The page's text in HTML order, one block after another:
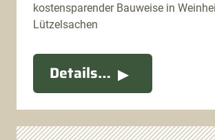
kostensparender Bauweise in
Lützelsachen
Details…